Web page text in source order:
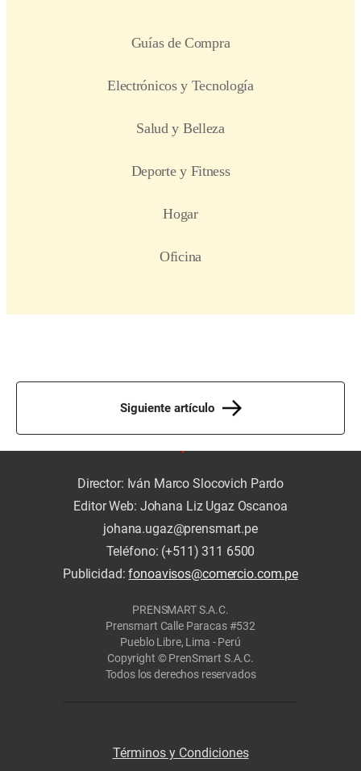
Siguiente artículo
Director: Iván Marco Slocovich Pardo
Editor Web: Johana Liz Ugaz Oscanoa
johana.ugaz@prensmart.pe
Teléfono: (+511) 311 6500
Publicidad:fonoavisos@comercio.com.pe
PRENSMART S.A.C.
Prensmart Calle Paracas #532
Pueblo Libre, Lima - Perú
Copyright © PrenSmart S.A.C.
Todos los derechos reservados
Términos y Condiciones